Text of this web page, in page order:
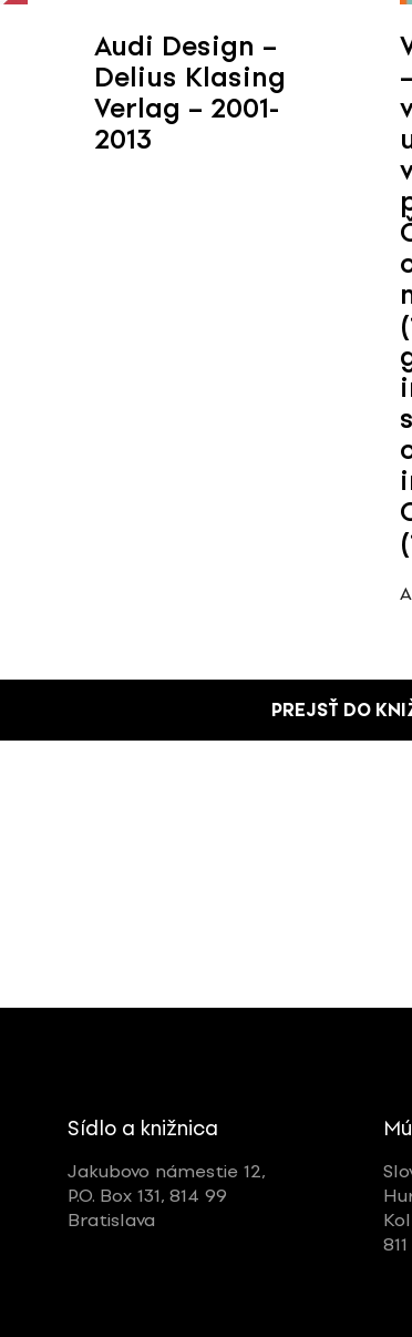
Audi Design –
Delius Klasing
Verlag – 2001-
2013
PREJSŤ DO
Sídlo a knižnica
Jakubovo námestie 12,
P.O. Box 131, 814 99
Bratislava